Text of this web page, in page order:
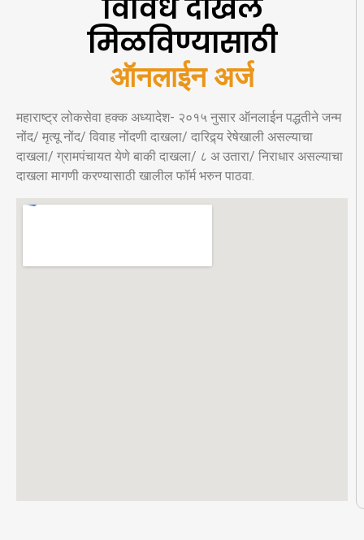
विविध दाखले
मिळविण्यासाठी
ऑनलाईन अर्ज
महाराष्ट्र लोकसेवा हक्क अध्यादेश- २०१५ नुसार ऑनलाईन पद्धतीने जन्म
नोंद/ मृत्यू नोंद/ विवाह नोंदणी दाखला/ दारिद्र्य रेषेखाली असल्याचा
दाखला/ ग्रामपंचायत येणे बाकी दाखला/ ८ अ उतारा/ निराधार असल्याचा
दाखला मागणी करण्यासाठी खालील फॉर्म भरुन पाठवा.